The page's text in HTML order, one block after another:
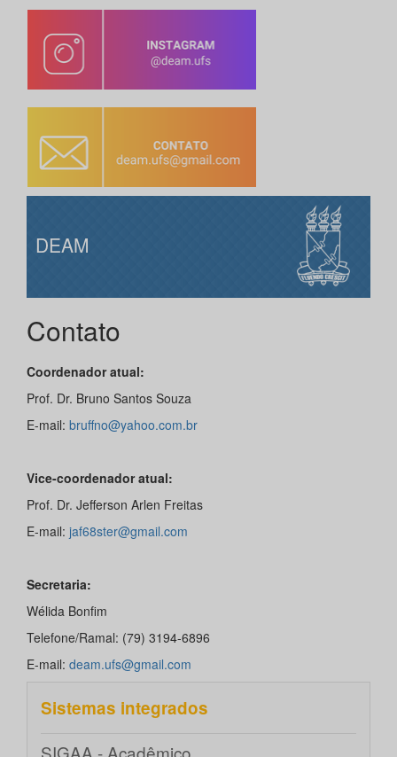
DEAM
Contato
Coordenador atual:
Prof. Dr. Bruno Santos Souza
E-mail: bruffno@yahoo.com.br
Vice-coordenador atual:
Prof. Dr. Jefferson Arlen Freitas
E-mail: jaf68ster@gmail.com
Secretaria:
Wélida Bonfim
Telefone/Ramal: (79) 3194-6896
E-mail: deam.ufs@gmail.com
Sistemas integrados